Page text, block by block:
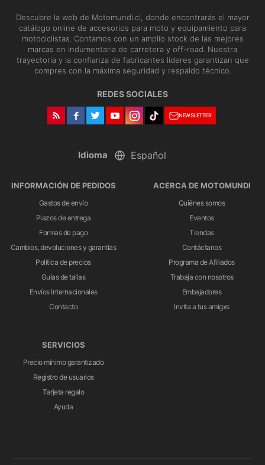
Descubre la web de Motomundi.cl, donde encontrarás el mayor
catálogo online de accesorios para moto y equipamiento para
motociclistas. Contamos con un amplio stock de las mejores
marcas en indumentaria de carretera y off-road. Nuestra
trayectoria y la confianza de fabricantes líderes garantizan que
compres con la máxima seguridad y respaldo técnico.
REDES SOCIALES
NEWSLETTER
Idioma
INFORMACIÓN DE PEDIDOS
Gastos de envío
Plazos de entrega
Formas de pago
Cambios, devoluciones y garantías
Política de precios
Guías de tallas
Envíos Internacionales
Contacto
ACERCA DE MOTOMUNDI
Quiénes somos
Eventos
Tiendas
Contáctanos
Programa de Afiliados
Trabaja con nosotros
Embajadores
Invita a tus amigxs
SERVICIOS
Precio mínimo garantizado
Registro de usuarios
Tarjeta regalo
Ayuda